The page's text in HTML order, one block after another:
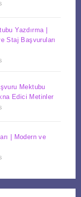
Yazdırma |
Staj Başvuruları
Mektubu
Edici Metinler
| Modern ve